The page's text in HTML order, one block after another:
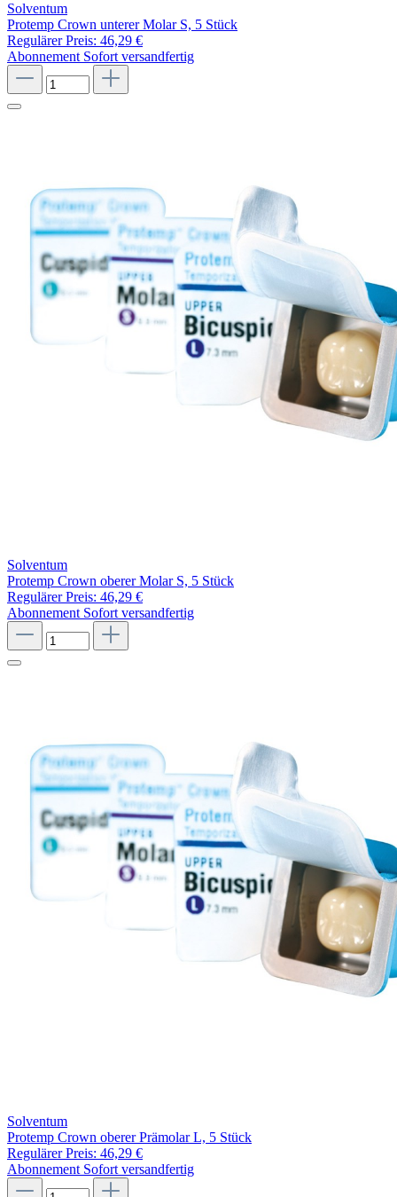
Solventum
Protemp Crown unterer Molar S, 5 Stück
Regulärer Preis: 46,29 €
Abonnement Sofort versandfertig
Solventum
Protemp Crown oberer Molar S, 5 Stück
Regulärer Preis: 46,29 €
Abonnement Sofort versandfertig
Solventum
Protemp Crown oberer Prämolar L, 5 Stück
Regulärer Preis: 46,29 €
Abonnement Sofort versandfertig